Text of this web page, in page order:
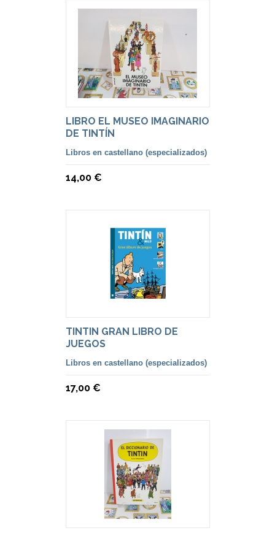
LIBRO EL MUSEO IMAGINARIO
DE TINTÍN
Libros en castellano (especializados)
14,00 €
TINTIN GRAN LIBRO DE
JUEGOS
Libros en castellano (especializados)
17,00 €